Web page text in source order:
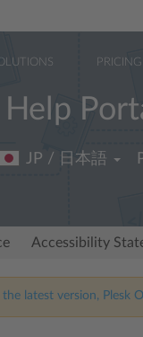
PRICING
JP / 日本語
Accessibility
latest version, Plesk